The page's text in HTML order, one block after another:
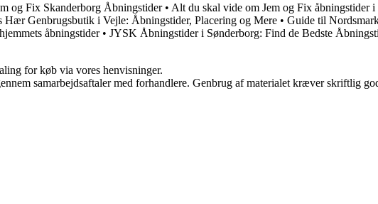
og Fix Skanderborg Åbningstider• Alt du skal vide om Jem og Fix åbningstider i
Hær Genbrugsbutik i Vejle: Åbningstider, Placering og Mere • Guide til
åbningstider• JYSK Åbningstider i Sønderborg: Find de Bedste
for køb via vores henvisninger.
samarbejdsaftaler med forhandlere. Genbrug af materialet kræver skriftlig